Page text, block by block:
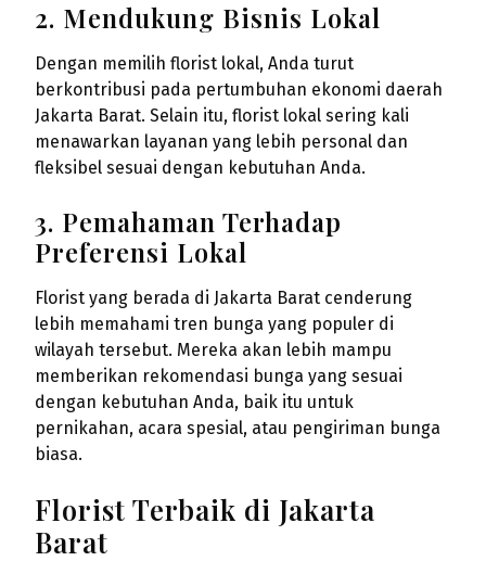
2. Mendukung Bisnis Lokal
Dengan memilih florist lokal, Anda turut
berkontribusi pada pertumbuhan ekonomi daerah
Jakarta Barat. Selain itu, florist lokal sering kali
menawarkan layanan yang lebih personal dan
fleksibel sesuai dengan kebutuhan Anda.
3. Pemahaman Terhadap
Preferensi Lokal
Florist yang berada di Jakarta Barat cenderung
lebih memahami tren bunga yang populer di
wilayah tersebut. Mereka akan lebih mampu
memberikan rekomendasi bunga yang sesuai
dengan kebutuhan Anda, baik itu untuk
pernikahan, acara spesial, atau pengiriman bunga
biasa.
Florist Terbaik di Jakarta
Barat